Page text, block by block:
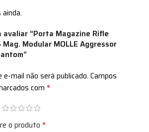
avaliar “Porta Magazine Rifle
Modular MOLLE Aggressor
e-mail não será publicado. Campos
com *
o produto *